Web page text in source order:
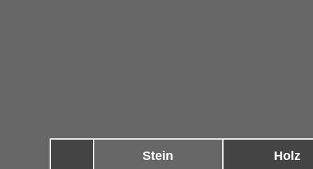
Stein Holz